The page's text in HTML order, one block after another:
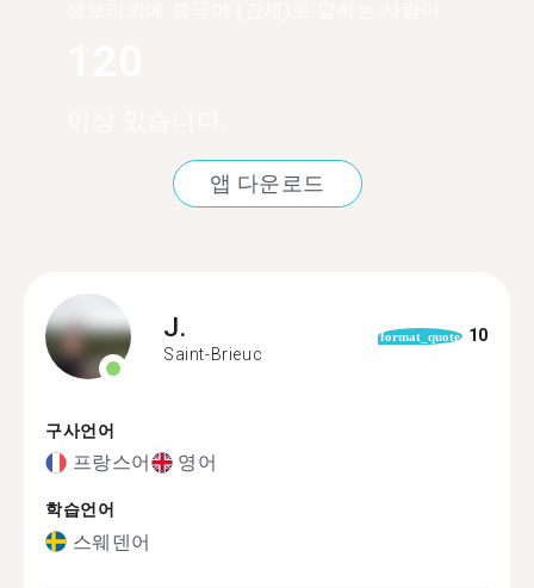
앱 다운로드
J.
Saint-Brieuc
format_quote 10
구사언어
프랑스어 영어
학습언어
스웨덴어